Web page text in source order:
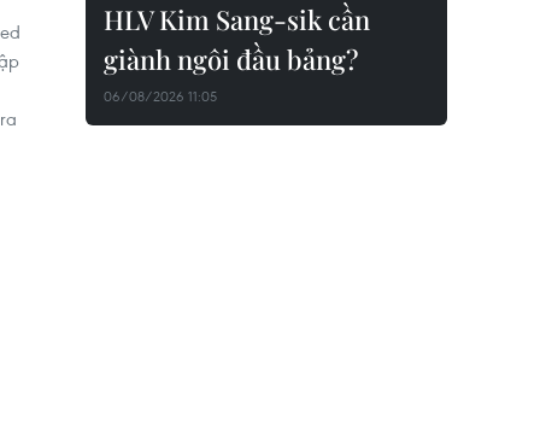
HLV Kim Sang-sik cần
giành ngôi đầu bảng?
06/08/2026 11:05